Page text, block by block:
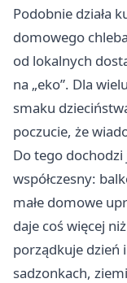
Podobnie działa
domowego
od lokalnych
na „eko”. Dla
smaku
poczucie, że
Do tego
współczesny:
małe domowe
daje coś więcej
porządkuje dzień
sadzonkach,